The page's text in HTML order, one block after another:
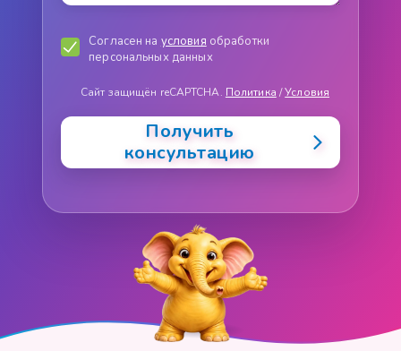
Согласен на условия обработки
персональных данных
Сайт защищён reCAPTCHA. Политика /Условия
Получить
консультацию